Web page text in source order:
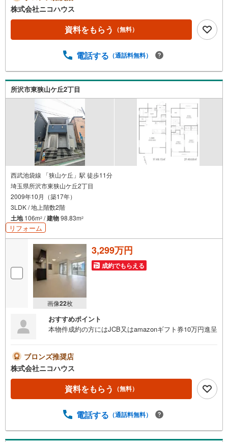
の流れ（1）物件決定:気に入った物件がありましたらお申
込書を記入。（2）事前審査※:融資可能かの審査。物件や人
ごとに借入可能額は変わります。（3）売買契約:事前審査
の承認後、物件の売買契約を締結。（4）本申込※:契約と同
融資を受けるための契約を締結。（6）決済・引き渡し:残
す。
株式会社ニコハウス
資料をもらう （無料）
電話する （通話料無料）
所沢市東狭山ケ丘2丁目
西武池袋線 「狭山ケ丘」駅 徒歩11分
埼玉県所沢市東狭山ケ丘2丁目
2009年10月（築17年）
3LDK / 地上階数2階
土地106m2 /建物98.83m2
リフォーム
画像22枚
3,299万円
成約でもらえる
おすすめポイント
本物件成約の方にはJCB又はamazonギフト券10万円進呈
ブロンズ推奨店
株式会社ニコハウス
資料をもらう （無料）
電話する （通話料無料）